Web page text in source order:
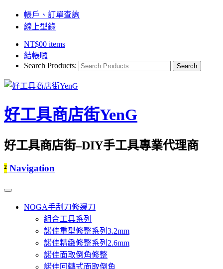
帳戶、訂單查詢
線上型錄
NT$00 items
結帳囉
Search Products:
好工具商店街YenG
好工具商店街–DIY手工具專業代理商
² Navigation
NOGA手刮刀修邊刀
組合工具系列
諾佳重型修整系列3.2mm
諾佳精緻修整系列2.6mm
諾佳面取倒角修整
諾佳回轉式面取倒角